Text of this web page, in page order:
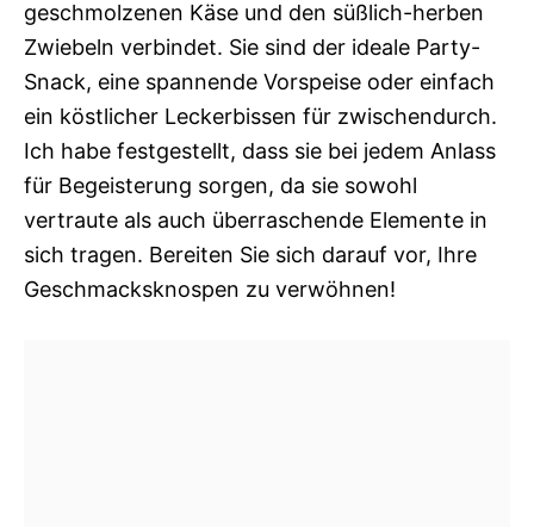
geschmolzenen Käse und den süßlich-herben
Zwiebeln verbindet. Sie sind der ideale Party-
Snack, eine spannende Vorspeise oder einfach
ein köstlicher Leckerbissen für zwischendurch.
Ich habe festgestellt, dass sie bei jedem Anlass
für Begeisterung sorgen, da sie sowohl
vertraute als auch überraschende Elemente in
sich tragen. Bereiten Sie sich darauf vor, Ihre
Geschmacksknospen zu verwöhnen!